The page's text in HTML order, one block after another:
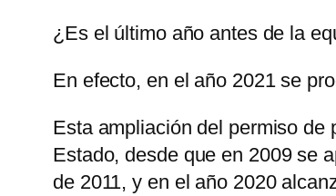
¿Es el último año antes de la
En efecto, en el año 2021 se
Esta ampliación del permiso de
Estado, desde que en 2009 se
de 2011, y en el año 2020